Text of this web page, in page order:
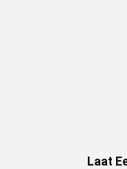
Laat